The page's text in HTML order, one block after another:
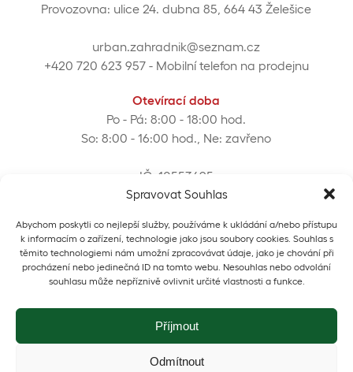
Spravovat Souhlas
Abychom poskytli co nejlepší služby, používáme k ukládání a/nebo přístupu
k informacím o zařízení, technologie jako jsou soubory cookies. Souhlas s
těmito technologiemi nám umožní zpracovávat údaje, jako je chování při
procházení nebo jedinečná ID na tomto webu. Nesouhlas nebo odvolání
souhlasu může nepříznivě ovlivnit určité vlastnosti a funkce.
Příjmout
Odmítnout
Provozovna: ulice 24. dubna 85, 664 43 Želešice
urban.zahradnik@seznam.cz
+420 720 623 957- Mobilní telefon na prodejnu
Otevírací doba
Po - Pá: 8:00 - 18:00 hod.
So: 8:00 - 16:00 hod., Ne: zavřeno
IČ: 10553495
DIČ: CZ5411191049